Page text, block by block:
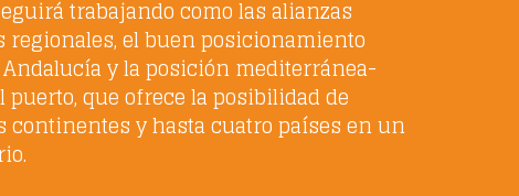
trabajando como las alianzas
regionales, el buen posicionamiento
y la posición mediterránea-
puerto, que ofrece la posibilidad de
continentes y hasta cuatro países en un